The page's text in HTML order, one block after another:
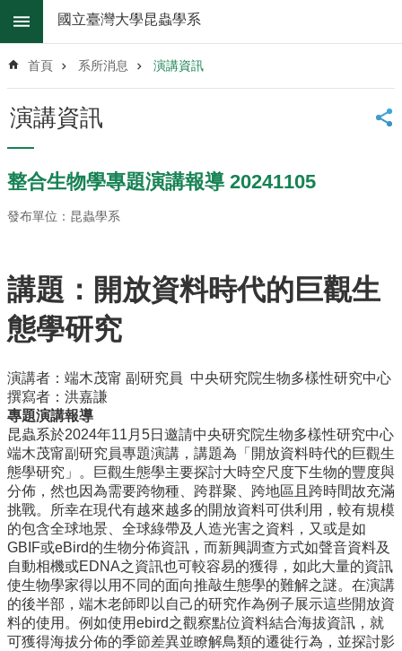
跳到主要內容區塊
階
尋
系
所
消
息
系
介
系
所
法
系
所
成
員
研
究
成
果
學
生
專
區
國立臺灣大學昆蟲學系
首頁 系所消息 演講資訊
演講資訊
整合生物學專題演講報導 20241105
發布單位：昆蟲學系
講題：開放資料時代的巨觀生
態學研究
演講者：端木茂甯 副研究員 中央研究院生物多樣性研究中心
撰寫者：洪嘉謙
專題演講報導
昆蟲系於2024年11月5日邀請中央研究院生物多樣性研究中心
端木茂甯副研究員專題演講，講題為「開放資料時代的巨觀生
態學研究」。巨觀生態學主要探討大時空尺度下生物的豐度與
分佈，然也因為需要跨物種、跨群聚、跨地區且跨時間故充滿
挑戰。所幸在現代有越來越多的開放資料可供利用，較有規模
的包含全球地景、全球綠帶及人造光害之資料，又或是如
GBIF或eBird的生物分佈資訊，而新興調查方式如聲音資料及
自動相機或EDNA之資訊也可較容易的獲得，如此大量的資訊
使生物學家得以用不同的面向推敲生態學的難解之謎。在演講
的後半部，端木老師即以自己的研究作為例子展示這些開放資
料的使用。例如使用ebird之觀察點位資料結合海拔資訊，就
可獲得海拔分佈的季節差異並瞭解鳥類的遷徙行為，並探討影